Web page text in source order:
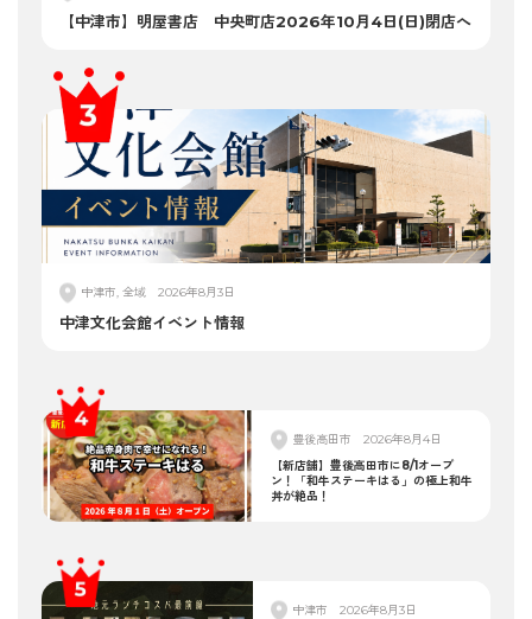
【中津市】明屋書店 中央町店2026年10月4日(日)閉店へ
中津市, 全域 2026年8月3日
中津文化会館イベント情報
豊後高田市
2026年8月4日
【新店舗】豊後高田市に8/1オープ
ン！「和牛ステーキはる」の極上和牛
丼が絶品！
中津市
2026年8月3日